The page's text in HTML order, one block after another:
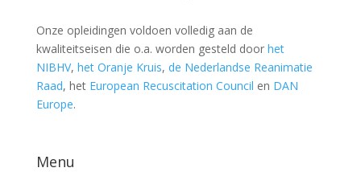
Onze opleidingen voldoen volledig aan de
kwaliteitseisen die o.a. worden gesteld door het
NIBHV, het Oranje Kruis, de Nederlandse Reanimatie
Raad, het European Recuscitation Council en DAN
Europe.
Menu